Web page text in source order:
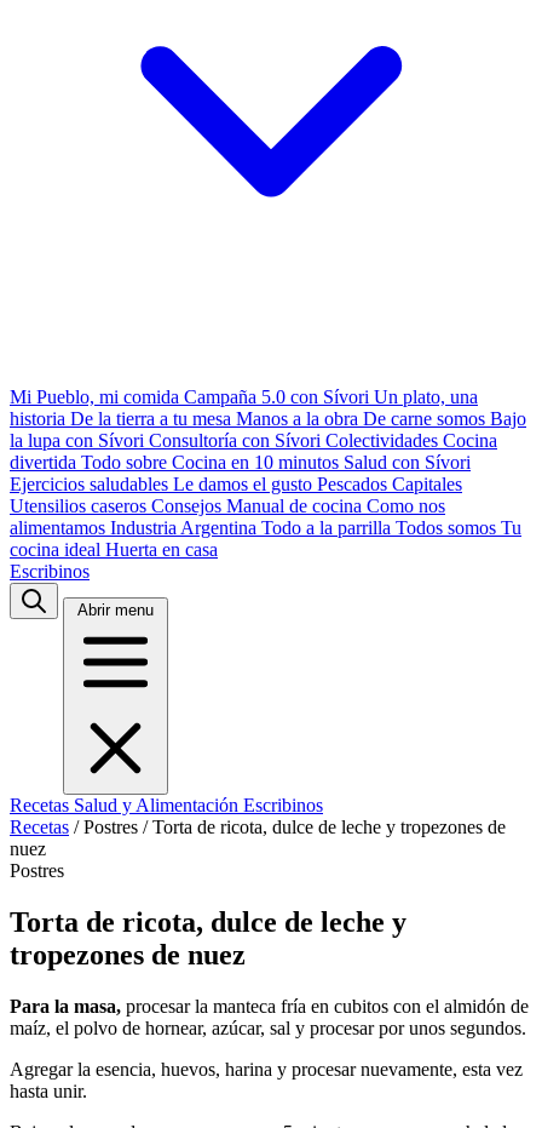
Mi Pueblo, mi comida Campaña 5.0 con Sívori Un plato, una
historia De la tierra a tu mesa Manos a la obra De carne somos Bajo
la lupa con Sívori Consultoría con Sívori Colectividades Cocina
divertida Todo sobre Cocina en 10 minutos Salud con Sívori
Ejercicios saludables Le damos el gusto Pescados Capitales
Utensilios caseros Consejos Manual de cocina Como nos
alimentamos Industria Argentina Todo a la parrilla Todos somos Tu
cocina ideal Huerta en casa
Escribinos
Abrir menu
Recetas Salud y Alimentación Escribinos
Recetas / Postres / Torta de ricota, dulce de leche y tropezones de
nuez
Postres
Torta de ricota, dulce de leche y
tropezones de nuez
Para la masa, procesar la manteca fría en cubitos con el almidón de
maíz, el polvo de hornear, azúcar, sal y procesar por unos segundos.
Agregar la esencia, huevos, harina y procesar nuevamente, esta vez
hasta unir.